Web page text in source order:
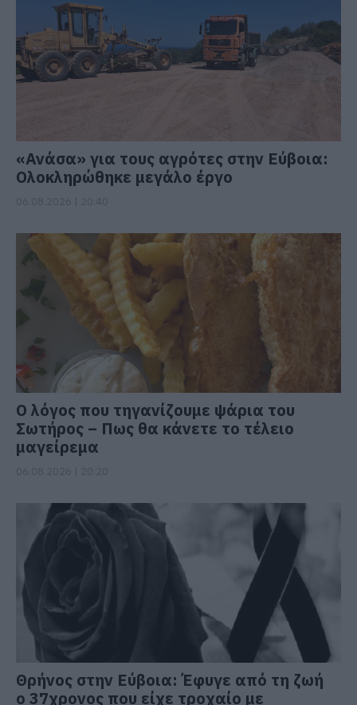
«Ανάσα» για τους αγρότες στην Εύβοια:
Ολοκληρώθηκε μεγάλο έργο
Ο λόγος που τηγανίζουμε ψάρια του
Σωτήρος – Πως θα κάνετε το τέλειο
μαγείρεμα
Θρήνος στην Εύβοια: Έφυγε από τη ζωή
ο 37χρονος που είχε τροχαίο με